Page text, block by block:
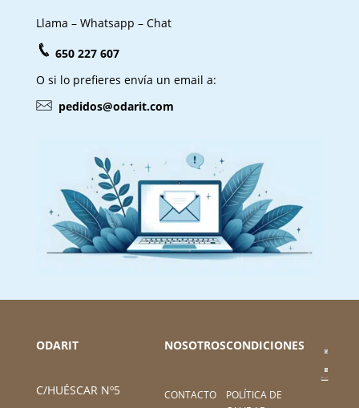
Llama – Whatsapp – Chat
650 227 607
O si lo prefieres envía un email a:
pedidos@odarit.com
ODARIT
C/HUÉSCAR Nº5
NOSOTROS
CONTACTO
CONDICIONES
POLÍTICA DE